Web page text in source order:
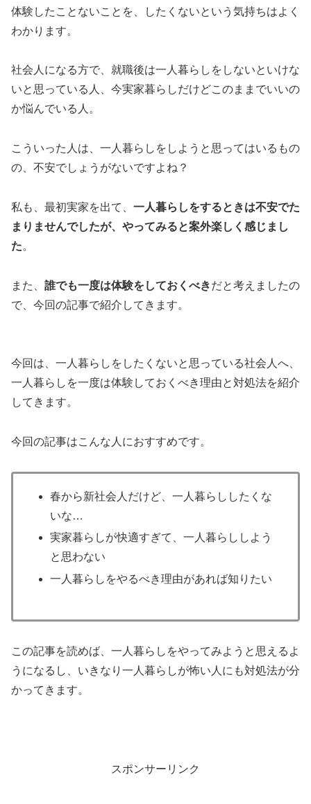
体験したことないことを、したくないという気持ちはよく
わかります。
社会人になる方で、就職後は一人暮らしをしないといけな
いと思っている人、今実家暮らしだけどこのままでいいの
か悩んでいる人。
こういった人は、一人暮らしをしようと思ってはいるもの
の、不安でしょうがないですよね？
私も、最初実家を出て、 一人暮らしをするときは不安でた
まりませんでしたが、やってみると案外楽しく感じまし
た。
また、 誰でも一度は体験をしておくべきだと考えましたの
で、今回の記事で紹介してきます。
今回は、一人暮らしをしたくないと思っている社会人へ、
一人暮らしを一度は体験しておくべき理由と対処法を紹介
してきます。
今回の記事はこんな人におすすめです。
春から新社会人だけど、一人暮らししたくな
いな…
実家暮らしが快適すぎて、一人暮らししよう
と思わない
一人暮らしをやるべき理由があれば知りたい
この記事を読めば、一人暮らしをやってみようと思えるよ
うになるし、いきなり一人暮らしが怖い人にも対処法が分
かってきます。
スポンサーリンク